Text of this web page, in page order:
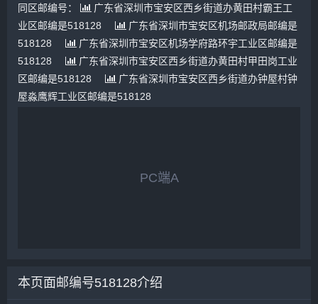
同区邮编号：
广东省深圳市宝安区西乡街道办黄田村霸王工
业区邮编是518128
广东省深圳市宝安区机场邮政局邮编是
518128
广东省深圳市宝安区机场学府路环宇工业区邮编是
518128
广东省深圳市宝安区西乡街道办黄田村甲田岗工业
区邮编是518128
广东省深圳市宝安区西乡街道办钟屋村钟
屋淼鹰辉工业区邮编是518128
PC端A
本页面邮编号518128介绍